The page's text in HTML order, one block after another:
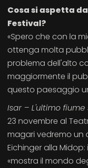
Cosa si aspetta
Festival?
«Spero che con la
ottenga molta
problema dell'alto
maggiormente il
questo paesaggio
Isar – L'ultimo
23 novembre al
magari vedremo un
Eichinger alla
«mostra il mondo